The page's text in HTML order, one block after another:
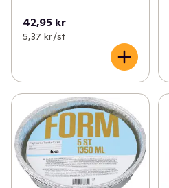
42,95 kr
5,37 kr /st